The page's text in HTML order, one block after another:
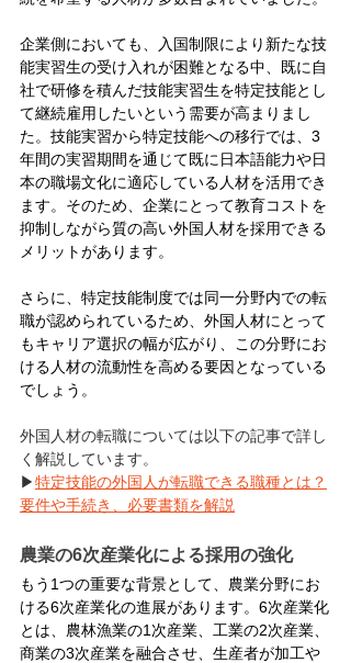
企業側においても、入国制限により新たな技
能実習生の受け入れが困難となる中、既に自
社で研修を積んだ技能実習生を特定技能とし
て継続雇用したいという需要が高まりまし
た。技能実習から特定技能への移行では、3
年間の実習期間を通じて既に日本語能力や日
本の職場文化に適応している人材を活用でき
ます。そのため、企業にとって教育コストを
抑制しながら質の高い外国人材を採用できる
メリットがあります。
さらに、特定技能制度では同一分野内での転
職が認められているため、外国人材にとって
もキャリア選択の幅が広がり、この分野にお
ける人材の流動性を高める要因となっている
でしょう。
外国人材の転職については以下の記事で詳し
く解説しています。
▶特定技能の外国人が転職できる職種とは？
要件や手続き、必要書類を解説
農業の6次産業化による採用の強化
もう1つの重要な背景として、農業分野にお
ける6次産業化の進展があります。6次産業化
とは、農林漁業の1次産業、工業の2次産業、
商業の3次産業を融合させ、生産者が加工や